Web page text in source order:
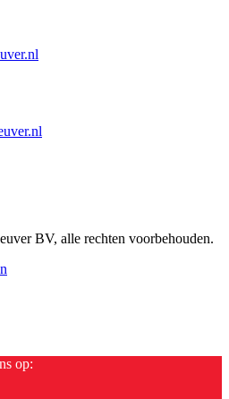
BV, alle rechten voorbehouden.
op: